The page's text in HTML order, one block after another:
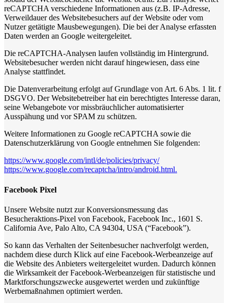
reCAPTCHA verschiedene Informationen aus (z.B. IP-Adresse,
Verweildauer des Websitebesuchers auf der Website oder vom
Nutzer getätigte Mausbewegungen). Die bei der Analyse erfassten
Daten werden an Google weitergeleitet.
Die reCAPTCHA-Analysen laufen vollständig im Hintergrund.
Websitebesucher werden nicht darauf hingewiesen, dass eine
Analyse stattfindet.
Die Datenverarbeitung erfolgt auf Grundlage von Art. 6 Abs. 1 lit. f
DSGVO. Der Websitebetreiber hat ein berechtigtes Interesse daran,
seine Webangebote vor missbräuchlicher automatisierter
Ausspähung und vor SPAM zu schützen.
Weitere Informationen zu Google reCAPTCHA sowie die
Datenschutzerklärung von Google entnehmen Sie folgenden:
https://www.google.com/intl/de/policies/privacy/
https://www.google.com/recaptcha/intro/android.html.
Facebook Pixel
Unsere Website nutzt zur Konversionsmessung das
Besucheraktions-Pixel von Facebook, Facebook Inc., 1601 S.
California Ave, Palo Alto, CA 94304, USA (“Facebook”).
So kann das Verhalten der Seitenbesucher nachverfolgt werden,
nachdem diese durch Klick auf eine Facebook-Werbeanzeige auf
die Website des Anbieters weitergeleitet wurden. Dadurch können
die Wirksamkeit der Facebook-Werbeanzeigen für statistische und
Marktforschungszwecke ausgewertet werden und zukünftige
Werbemaßnahmen optimiert werden.